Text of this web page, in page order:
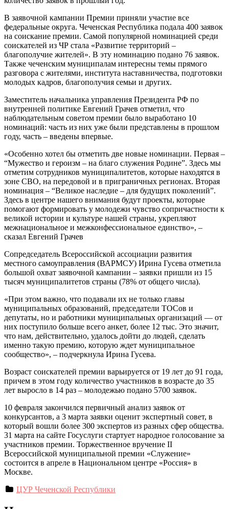
В заявочной кампании Премии приняли участие все
федеральные округа. Чеченская Республика подала 400 заявок
на соискание премии. Самой популярной номинацией среди
соискателей из ЧР стала «Развитие территорий –
благополучие жителей». В эту номинацию подано 76 заявок.
Также чеченским муниципалам интересны темы прямого
разговора с жителями, института наставничества, подготовки
молодых кадров, благополучия семьи и других.
Заместитель начальника управления Президента РФ по
внутренней политике Евгений Грачев отметил, что
наблюдательным советом премии было выработано 10
номинаций: часть из них уже были представлены в прошлом
году, часть – введены впервые.
«Особенно хотел бы отметить две новые номинации. Первая –
“Мужество и героизм – на благо служения Родине”. Здесь мы
отметим сотрудников муниципалитетов, которые находятся в
зоне СВО, на передовой и в приграничных регионах. Вторая
номинация – “Великое наследие – для будущих поколений”.
Здесь в центре нашего внимания будут проекты, которые
помогают формировать у молодежи чувство сопричастности к
великой истории и культуре нашей страны, укрепляют
межнациональное и межконфессиональное единство», –
сказал Евгений Грачев
Сопредседатель Всероссийской ассоциации развития
местного самоуправления (ВАРМСУ) Ирина Гусева отметила
большой охват заявочной кампании – заявки пришли из 15
тысяч муниципалитетов страны (78% от общего числа).
«При этом важно, что подавали их не только главы
муниципальных образований, председатели ТОСов и
депутаты, но и работники муниципальных организаций — от
них поступило больше всего анкет, более 12 тыс. Это значит,
что нам, действительно, удалось дойти до людей, сделать
именно такую премию, которую ждет муниципальное
сообщество», – подчеркнула Ирина Гусева.
Возраст соискателей премии варьируется от 19 лет до 91 года,
причем в этом году количество участников в возрасте до 35
лет выросло в 14 раз – молодежью подано 5700 заявок.
10 февраля закончился первичный анализ заявок от
конкурсантов, а 3 марта заявки оценит экспертный совет, в
который вошли более 300 экспертов из разных сфер общества.
31 марта на сайте Госуслуги стартует народное голосование за
участников премии. Торжественное вручение II
Всероссийской муниципальной премии «Служение»
состоится в апреле в Национальном центре «Россия» в
Москве.
ЦУР Чеченской Республики